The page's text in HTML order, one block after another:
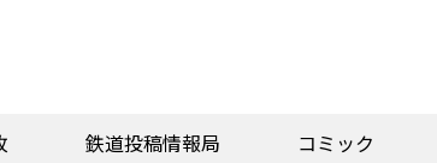
鉄道投稿情報局 コミック